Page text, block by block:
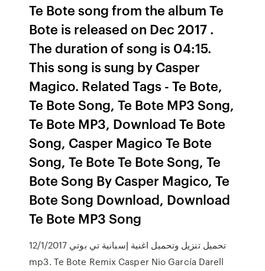
Te Bote song from the album Te
Bote is released on Dec 2017 .
The duration of song is 04:15.
This song is sung by Casper
Magico. Related Tags - Te Bote,
Te Bote Song, Te Bote MP3 Song,
Te Bote MP3, Download Te Bote
Song, Casper Magico Te Bote
Song, Te Bote Te Bote Song, Te
Bote Song By Casper Magico, Te
Bote Song Download, Download
Te Bote MP3 Song
12/1/2017 تحميل تنزيل وتحميل اغنية إسبانية تي بوتي
mp3. Te Bote Remix Casper Nio García Darell